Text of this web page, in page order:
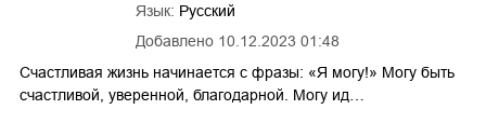
Добавлено 10.12.2023 01:48
Язык: Русский
Счастливая жизнь начинается с фразы: «Я могу!» Могу быть
счастливой, уверенной, благодарной. Могу ид…